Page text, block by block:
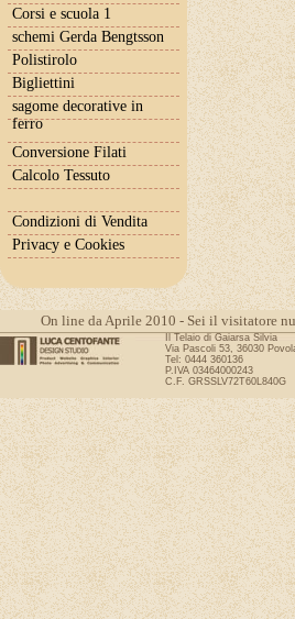
Corsi e scuola 1
schemi Gerda Bengtsson
Polistirolo
Bigliettini
sagome decorative in
ferro
Conversione Filati
Calcolo Tessuto
Condizioni di Vendita
Privacy e Cookies
On line da Aprile 2010 - Sei il visitatore
Il Telaio di Gaiarsa Silvia
Via Pascoli 53, 36030
Tel: 0444 360136
P.IVA 03464000243
C.F. GRSSLV72T60L840G